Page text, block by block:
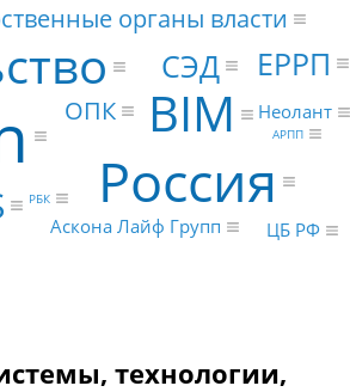
Россия
BIM
СЭД ЕРРП
органы власти
ОПК
Аскона Лайф Групп
Неолант
ЦБ РФ
АРПП
РБК
технологии,